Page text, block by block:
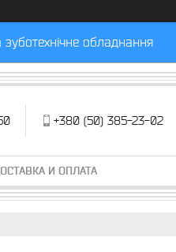
зуботехнічне обладнання
+380 (50) 385-23-02
И ОПЛАТА